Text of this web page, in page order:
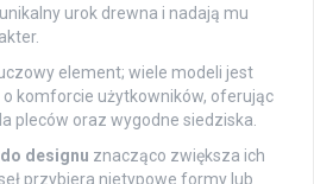
urok drewna i nadają mu
element; wiele modeli jest
komforcie użytkowników, oferując
pleców oraz wygodne siedziska.
designu znacząco zwiększa ich
przybiera nietypowe formy lub